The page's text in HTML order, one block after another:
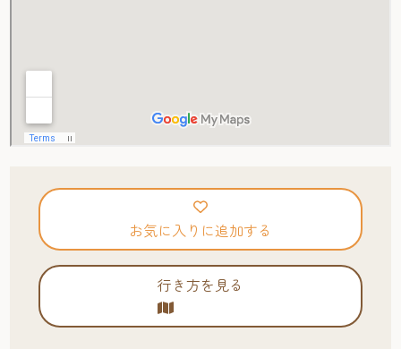
お気に入りに追加する
行き方を見る